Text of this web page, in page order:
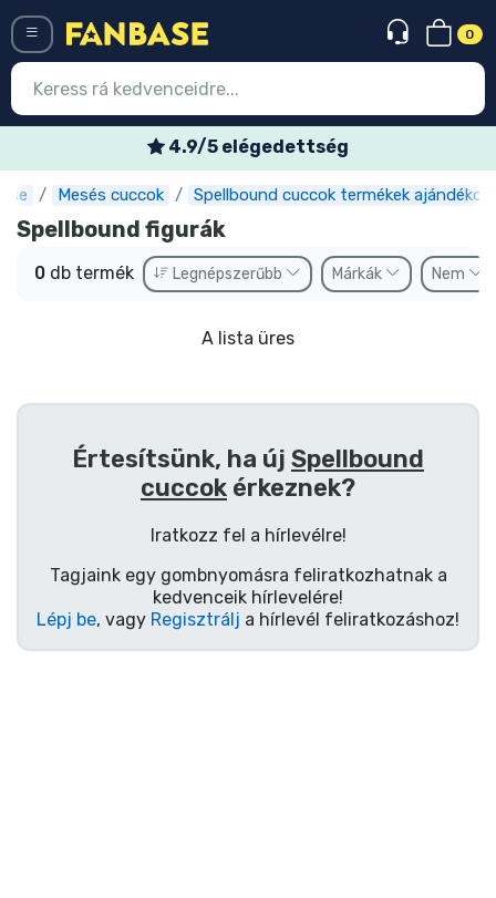
0
4.9/5 elégedettség
Mesés cuccok Spellbound cuccok termékek ajándékok
Spellbound figurák
0 db termék Legnépszerűbb Márkák Nem
A lista üres
Értesítsünk, ha új Spellbound
cuccok érkeznek?
Iratkozz fel a hírlevélre!
Tagjaink egy gombnyomásra feliratkozhatnak a
kedvenceik hírlevelére!
Lépj be, vagy Regisztrálj a hírlevél feliratkozáshoz!
Belépés Regisztráció
Legújabb cuccok
Előrendelhető cuccok
Outlet cuccok
Ajándékkártya
Szállítás és fizetés
Sorozatos cuccok